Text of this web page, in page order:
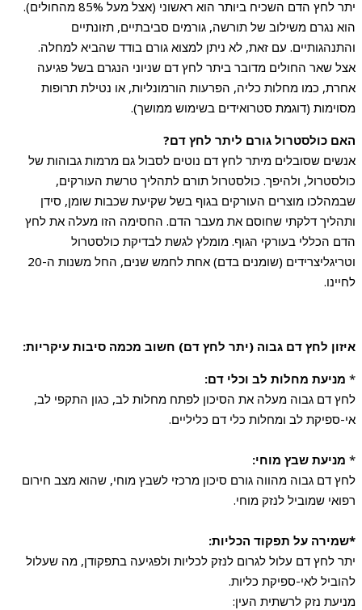
יתר לחץ הדם השכיח ביותר הוא ראשוני (אצל מעל 85% מהחולים).
הוא נגרם משילוב של תורשה, גורמים סביבתיים, תזונתיים
והתנהגותיים. עם זאת, לא ניתן למצוא גורם בודד שהביא למחלה.
אצל שאר החולים מדובר ביתר לחץ דם שניוני הנגרם בשל פגיעה
אחרת, כמו מחלות כליה, הפרעות הורמונליות, או נטילת תרופות
מסוימות (דוגמת סטרואידים בשימוש ממושך).
האם כולסטרול גורם ליתר לחץ דם?
אנשים שסובלים מיתר לחץ דם נוטים לסבול גם מרמות גבוהות של
כולסטרול, ולהיפך. כולסטרול תורם לתהליך טרשת העורקים,
שבמהלכו מוצרים העורקים בגוף בשל שקיעת שכבות שומן, סידן
ותהליך דלקתי שחוסם את מעבר הדם. החסימה הזו מעלה את לחץ
הדם הכללי בעורקי הגוף. מומלץ לגשת לבדיקת כולסטרול
וטריגליצרידים (שומנים בדם) אחת לחמש שנים, החל משנות ה-20
לחיינו.
איזון לחץ דם גבוה (יתר לחץ דם) חשוב מכמה סיבות עיקריות:
* מניעת מחלות לב וכלי דם:
לחץ דם גבוה מעלה את הסיכון לפתח מחלות לב, כגון התקפי לב,
אי-ספיקת לב ומחלות כלי דם כליליים.
* מניעת שבץ מוחי:
לחץ דם גבוה מהווה גורם סיכון מרכזי לשבץ מוחי, שהוא מצב חירום
רפואי שמוביל לנזק מוחי.
*שמירה על תפקוד הכליות:
יתר לחץ דם עלול לגרום לנזק לכליות ולפגיעה בתפקודן, מה שעלול
להוביל לאי-ספיקת כליות.
מניעת נזק לרשתית העין: